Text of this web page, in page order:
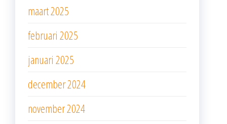
maart 2025
februari 2025
januari 2025
december 2024
november 2024